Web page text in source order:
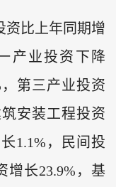
资比上年同期增
产业投资下降
第三产业投资
安装工程投资
1.1%，民间投
增长23.9%，基